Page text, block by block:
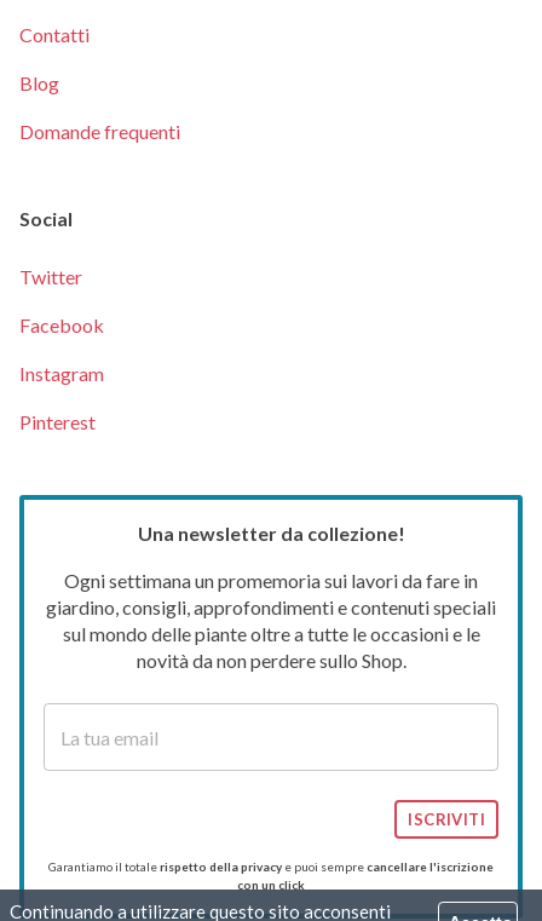
Continuando a utilizzare questo sito acconsenti
Contatti
Blog
Domande frequenti
Social
Twitter
Facebook
Instagram
Pinterest
Una newsletter da collezione!
Ogni settimana un promemoria sui lavori da fare in
giardino, consigli, approfondimenti e contenuti speciali
sul mondo delle piante oltre a tutte le occasioni e le
novità da non perdere sullo Shop.
ISCRIVITI
Garantiamo il totalerispetto della privacy e puoi semprecancellare l'iscrizione
con un click